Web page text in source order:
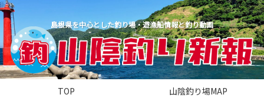
島根県を中心とした釣り場・遊漁船情報と釣り動画
TOP
山陰釣り場MAP